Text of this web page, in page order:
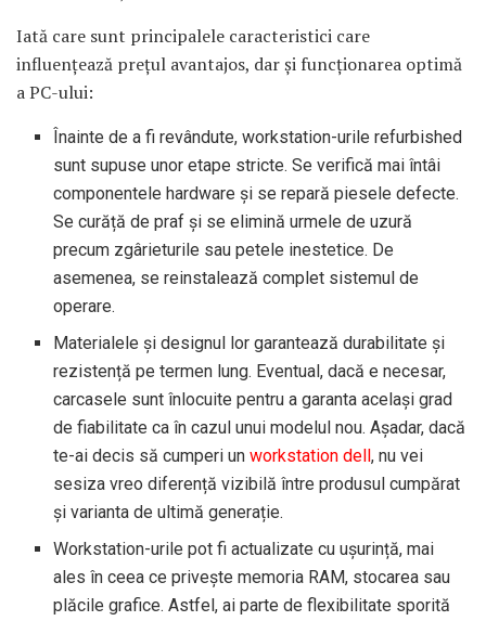
Iată care sunt principalele caracteristici care
influențează prețul avantajos, dar și funcționarea optimă
a PC-ului:
Înainte de a fi revândute, workstation-urile refurbished
sunt supuse unor etape stricte. Se verifică mai întâi
componentele hardware și se repară piesele defecte.
Se curăță de praf și se elimină urmele de uzură
precum zgârieturile sau petele inestetice. De
asemenea, se reinstalează complet sistemul de
operare.
Materialele și designul lor garantează durabilitate și
rezistență pe termen lung. Eventual, dacă e necesar,
carcasele sunt înlocuite pentru a garanta același grad
de fiabilitate ca în cazul unui modelul nou. Așadar, dacă
te-ai decis să cumperi unworkstation dell, nu vei
sesiza vreo diferență vizibilă între produsul cumpărat
și varianta de ultimă generație.
Workstation-urile pot fi actualizate cu ușurință, mai
ales în ceea ce privește memoria RAM, stocarea sau
plăcile grafice. Astfel, ai parte de flexibilitate sporită